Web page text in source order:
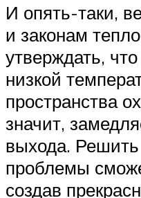
И опять-таки,
и законам
утверждать,
низкой
пространства
значит,
выхода. Решить
проблемы
создав